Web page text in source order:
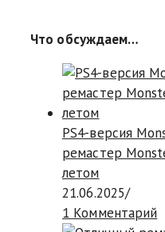
Что обсуждаем…
PS4-версия
ремастер
летом
21.06.2025/
1 Комментарий